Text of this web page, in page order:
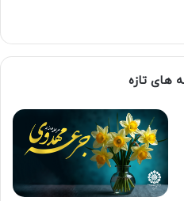
های تازه